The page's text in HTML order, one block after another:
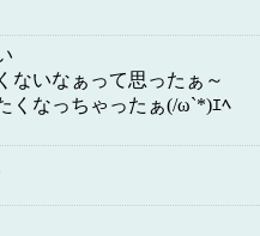
ないなぁって思ったぁ～
くなっちゃったぁ(/ω`*)ｴﾍ